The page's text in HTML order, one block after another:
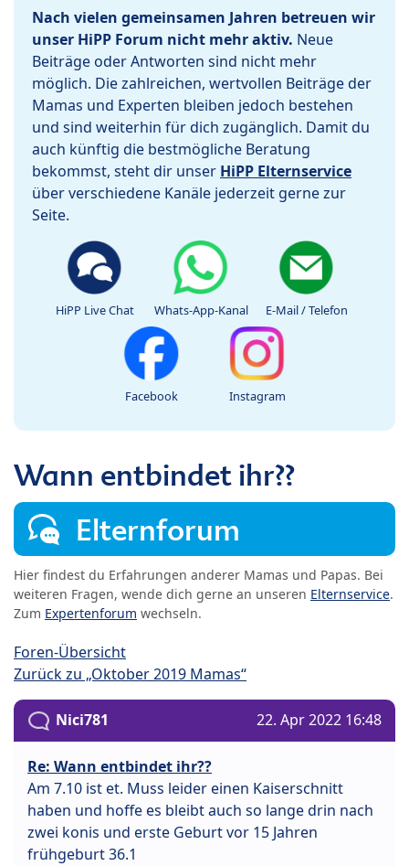
Nach vielen gemeinsamen Jahren betreuen wir
unser HiPP Forum nicht mehr aktiv. Neue
Beiträge oder Antworten sind nicht mehr
möglich. Die zahlreichen, wertvollen Beiträge der
Mamas und Experten bleiben jedoch bestehen
und sind weiterhin für dich zugänglich. Damit du
auch künftig die bestmögliche Beratung
bekommst, steht dir unser HiPP Elternservice
über verschiedene Kanäle jederzeit gerne zur
Seite.
HiPP Live Chat Whats-App-Kanal E-Mail / Telefon
Facebook Instagram
Wann entbindet ihr??
Elternforum
Hier findest du Erfahrungen anderer Mamas und Papas. Bei
weiteren Fragen, wende dich gerne an unseren Elternservice.
Zum Expertenforum wechseln.
Foren-Übersicht
Zurück zu „Oktober 2019 Mamas“
Nici781 22. Apr 2022 16:48
Re: Wann entbindet ihr??
Am 7.10 ist et. Muss leider einen Kaiserschnitt
haben und hoffe es bleibt auch so lange drin nach
zwei konis und erste Geburt vor 15 Jahren
frühgeburt 36.1